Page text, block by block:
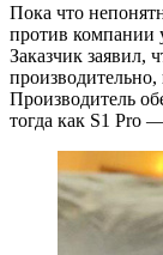
Пока что
против компании
Заказчик заявил,
Производитель
тогда как S1 Pro